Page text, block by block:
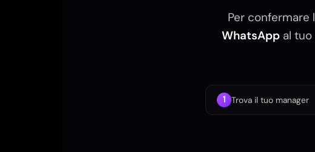
Per confermare
WhatsApp al
1 Trova il tuo manager